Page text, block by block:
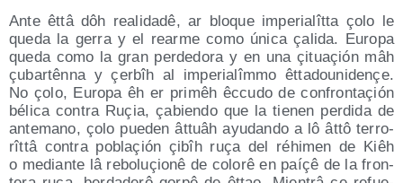
Ante êttâ dôh reali­da­dê, ar blo­que impe­ria­lît­ta çolo le
que­da la gerra y el rear­me como úni­ca çali­da. Euro­pa
que­da como la gran per­de­do­ra y en una çituaçión mâh
çubar­tên­na y çer­bîh al impe­ria­lîm­mo êtta­dou­ni­de­nçe.
No çolo, Euro­pa êh er pri­mêh êccu­do de con­fron­taçión
béli­ca con­tra Ruçia, çabien­do que la tie­nen per­di­da de
ante­mano, çolo pue­den âttuâh ayu­dan­do a lô âttô terro­
rît­tâ con­tra poblaçión çibîh ruça del réhi­men de Kiêh
o median­te lâ rebo­luçio­nê de colo­rê en paíçê de la fron­